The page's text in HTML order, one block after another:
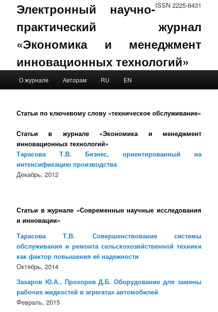
ISSN 2225-6431
Электронный научно-
практический журнал
«Экономика и менеджмент
инновационных технологий»
Skip to primary content
Skip to secondary content
О журнале Авторам RU EN
Статьи по ключевому слову «техническое обслуживание»
Статьи в журнале «Экономика и менеджмент
инновационных технологий»
Тарасова Т.В. Бизнес, ориентированный на
интенсификацию производства
Декабрь, 2012
Статьи в журнале «Современные научные исследования
и инновации»
Тарасова Т.В. Совершенствование системы
обслуживания и ремонта сельскохозяйственной техники
как фактор повышения её надежности
Октябрь, 2014
Захаров Ю.А., Прохоров Д.Б. Оборудование для замены
рабочих жидкостей в агрегатах автомобилей
Февраль, 2015